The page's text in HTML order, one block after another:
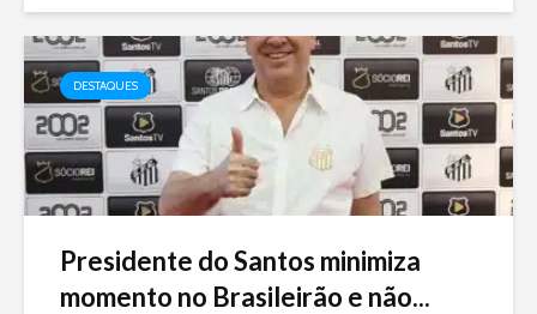
DESTAQUES
Presidente do Santos minimiza
momento no Brasileirão e não...